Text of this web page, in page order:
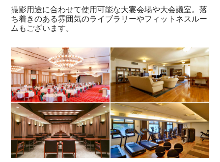
撮影用途に合わせて使用可能な大宴会場や大会議室。落
ち着きのある雰囲気のライブラリーやフィットネスルー
ムもございます。